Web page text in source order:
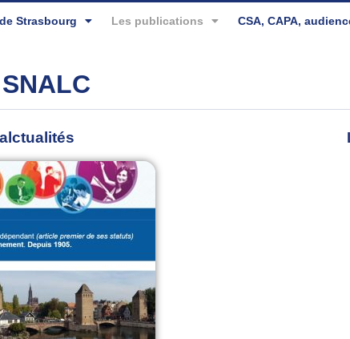
Strasbourg Les publications CSA, CAPA,